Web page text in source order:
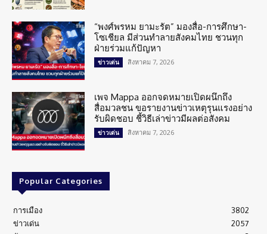
“พงศ์พรหม ยามะรัต” มองสื่อ-การศึกษา-
โซเชียล มีส่วนทำลายสังคมไทย ชวนทุก
ฝ่ายร่วมแก้ปัญหา
ข่าวเด่น สิงหาคม 7, 2026
เพจ Mappa ออกจดหมายเปิดผนึกถึง
สื่อมวลชน ขอรายงานข่าวเหตุรุนแรงอย่าง
รับผิดชอบ ชี้วิธีเล่าข่าวมีผลต่อสังคม
ข่าวเด่น สิงหาคม 7, 2026
Popular Categories
การเมือง
3802
ข่าวเด่น
2057